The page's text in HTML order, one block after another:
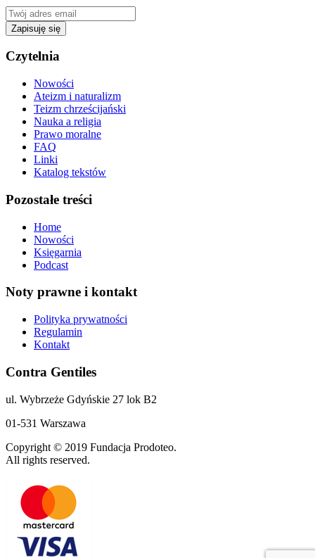
Zapisuję się
Czytelnia
Nowości
Ateizm i naturalizm
Teizm chrześcijański
Nauka a religia
Prawo moralne
FAQ
Linki
Katalog tekstów
Pozostałe treści
Home
Nowości
Księgarnia
Podcast
Noty prawne i kontakt
Polityka prywatności
Regulamin
Kontakt
Contra Gentiles
ul. Wybrzeże Gdyńskie 27 lok B2
01-531 Warszawa
Copyright © 2019 Fundacja Prodoteo.
All rights reserved.